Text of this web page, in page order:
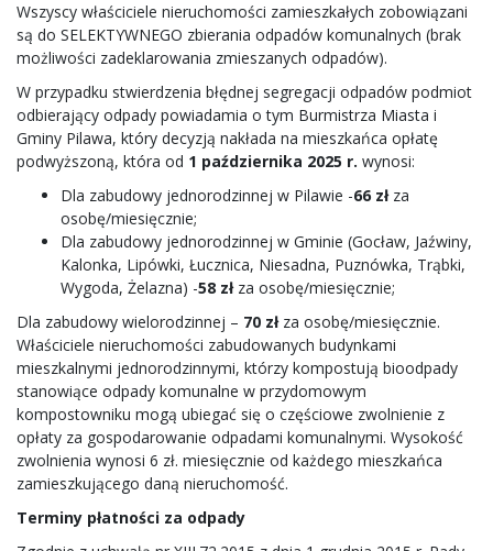
Wszyscy właściciele nieruchomości zamieszkałych zobowiązani
są do SELEKTYWNEGO zbierania odpadów komunalnych (brak
możliwości zadeklarowania zmieszanych odpadów).
W przypadku stwierdzenia błędnej segregacji odpadów podmiot
odbierający odpady powiadamia o tym Burmistrza Miasta i
Gminy Pilawa, który decyzją nakłada na mieszkańca opłatę
podwyższoną, która od 1 października 2025 r. wynosi:
Dla zabudowy jednorodzinnej w Pilawie -66 złza
osobę/miesięcznie;
Dla zabudowy jednorodzinnej w Gminie (Gocław, Jaźwiny,
Kalonka, Lipówki, Łucznica, Niesadna, Puznówka, Trąbki,
Wygoda, Żelazna) -58 złza osobę/miesięcznie;
Dla zabudowy wielorodzinnej – 70 złza osobę/miesięcznie.
Właściciele nieruchomości zabudowanych budynkami
mieszkalnymi jednorodzinnymi, którzy kompostują bioodpady
stanowiące odpady komunalne w przydomowym
kompostowniku mogą ubiegać się o częściowe zwolnienie z
opłaty za gospodarowanie odpadami komunalnymi. Wysokość
zwolnienia wynosi 6 zł. miesięcznie od każdego mieszkańca
zamieszkującego daną nieruchomość.
Terminy płatności za odpady